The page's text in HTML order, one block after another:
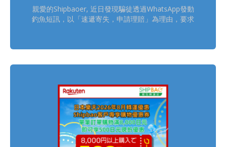
親愛的Shipbaoer, 近日發現騙徒透過WhatsApp發動
釣魚短訊，以「速遞寄失，申請理賠」為理由，要求
詢個案，具體聯絡方式可在官網獲取
盡快下載並使用「Shipbao APP」查詢及接收郵包轉
運資訊，減低受騙風險! 如有懷疑，請聯絡Shipbao客
服，謝謝。 Shipbao團隊